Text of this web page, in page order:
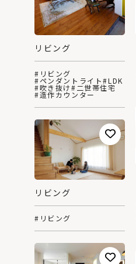
リビング
#リビング
#ペンダントライト#LDK
#吹き抜け#二世帯住宅
#造作カウンター
リビング
#リビング